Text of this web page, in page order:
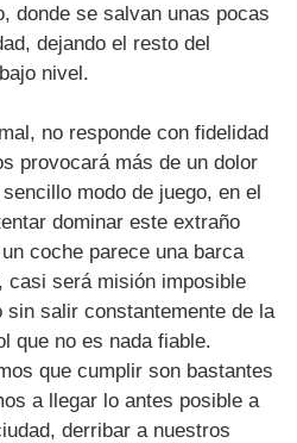
donde se salvan unas pocas
dejando el resto del
nivel.
no responde con fidelidad
provocará más de un dolor
modo de juego, en el
dominar este extraño
coche parece una barca
casi será misión imposible
salir constantemente de la
que no es nada fiable.
que cumplir son bastantes
a llegar lo antes posible a
derribar a nuestros